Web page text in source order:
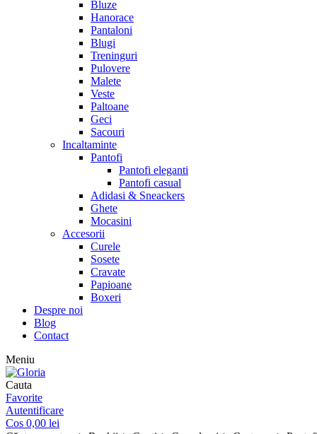
Bluze
Hanorace
Pantaloni
Blugi
Treninguri
Pulovere
Malete
Veste
Paltoane
Geci
Sacouri
Incaltaminte
Pantofi
Pantofi eleganti
Pantofi casual
Adidasi & Sneackers
Ghete
Mocasini
Accesorii
Curele
Sosete
Cravate
Papioane
Boxeri
Despre noi
Blog
Contact
Meniu
Cauta
Favorite
Autentificare
Cos 0,00 lei